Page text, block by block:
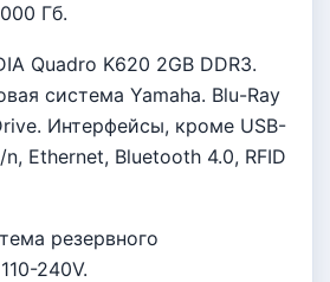
Гб.
Quadro K620 2GB DDR3.
система Yamaha. Blu-Ray
Интерфейсы, кроме USB-
Ethernet, Bluetooth 4.0, RFID
резервного
240V.